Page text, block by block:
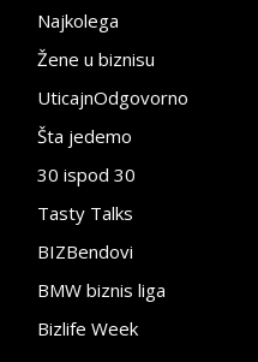
Najkolega
Žene u biznisu
UticajnOdgovorno
Šta jedemo
30 ispod 30
Tasty Talks
BIZBendovi
BMW biznis liga
Bizlife Week